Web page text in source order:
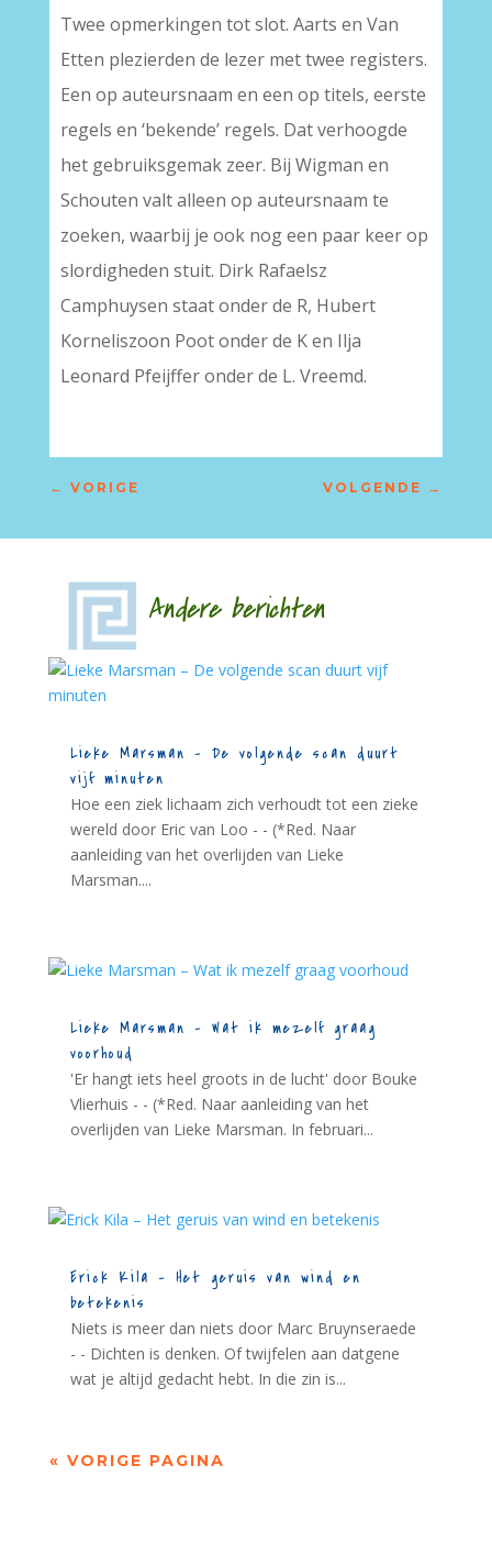
Twee opmerkingen tot slot. Aarts en Van
Etten plezierden de lezer met twee registers.
Een op auteursnaam en een op titels, eerste
regels en ‘bekende’ regels. Dat verhoogde
het gebruiksgemak zeer. Bij Wigman en
Schouten valt alleen op auteursnaam te
zoeken, waarbij je ook nog een paar keer op
slordigheden stuit. Dirk Rafaelsz
Camphuysen staat onder de R, Hubert
Korneliszoon Poot onder de K en Ilja
Leonard Pfeijffer onder de L. Vreemd.
← VORIGE VOLGENDE →
Andere berichten
Lieke Marsman – De volgende scan duurt
vijf minuten
Hoe een ziek lichaam zich verhoudt tot een zieke
wereld door Eric van Loo - - (*Red. Naar
aanleiding van het overlijden van Lieke
Marsman....
Lieke Marsman – Wat ik mezelf graag
voorhoud
'Er hangt iets heel groots in de lucht' door Bouke
Vlierhuis - - (*Red. Naar aanleiding van het
overlijden van Lieke Marsman. In februari...
Erick Kila – Het geruis van wind en
betekenis
Niets is meer dan niets door Marc Bruynseraede
- - Dichten is denken. Of twijfelen aan datgene
wat je altijd gedacht hebt. In die zin is...
« VORIGE PAGINA